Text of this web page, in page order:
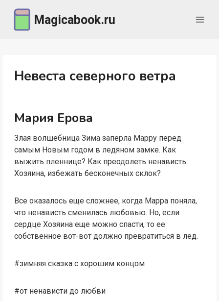
содержимому
Magicabook.ru
Невеста северного ветра
Мария Ерова
Злая волшебница Зима заперла Марру перед
самым Новым годом в ледяном замке. Как
выжить пленнице? Как преодолеть ненависть
Хозяина, избежать бесконечных склок?
Все оказалось еще сложнее, когда Марра поняла,
что ненависть сменилась любовью. Но, если
сердце Хозяина еще можно спасти, то ее
собственное вот-вот должно превратиться в лед.
#зимняя сказка с хорошим концом
#от ненависти до любви